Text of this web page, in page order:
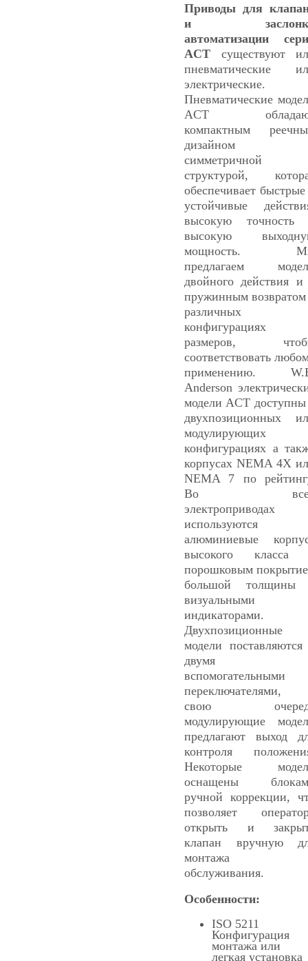
Приводы для
и
автоматизации
ACT существуют
пневматические
электрические.
Пневматические
ACT
компактным
дизайном
симметричной
структурой,
обеспечивает
устойчивые
высокую точность
высокую
мощность.
предлагаем
двойного действия и
пружинным
различных
конфигурациях
размеров,
соответствовать
применению.
Anderson
модели ACT
двухпозиционных
модулирующих
конфигурациях а
корпусах NEMA 4X
NEMA 7 по
Во
электроприводах
используются
алюминиевые
высокого класса
порошковым
большой толщины
визуальными
индикаторами.
Двухпозиционные
модели
двумя
вспомогательными
переключателями,
свою
модулирующие
предлагают выход
контроля
Некоторые
оснащены
ручной коррекции,
позволяет
открыть и
клапан вручную
монтажа
обслуживания.
Особенности:
ISO 5211
Конфигурация
монтажа или
легкая установка